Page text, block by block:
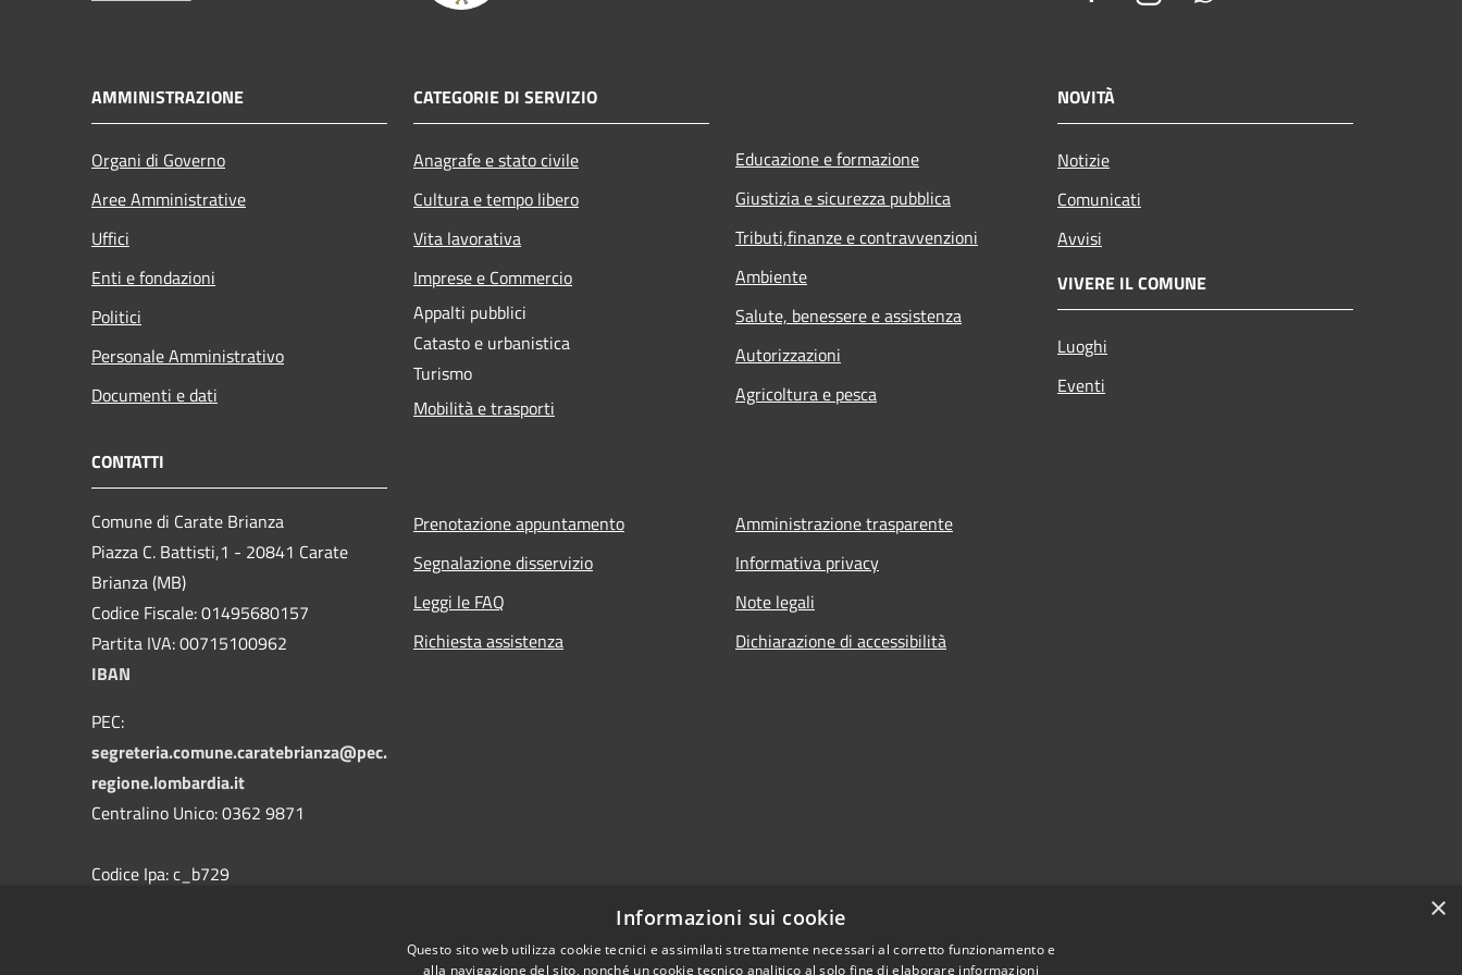
AMMINISTRAZIONE
Organi di Governo
Aree Amministrative
Uffici
Enti e fondazioni
Politici
Personale Amministrativo
Documenti e dati
CATEGORIE DI SERVIZIO
Anagrafe e stato civile
Cultura e tempo libero
Vita lavorativa
Imprese e Commercio
Appalti pubblici
Catasto e urbanistica
Turismo
Mobilità e trasporti
Educazione e formazione
Giustizia e sicurezza pubblica
Tributi,finanze e contravvenzioni
Ambiente
Salute, benessere e assistenza
Autorizzazioni
Agricoltura e pesca
NOVITÀ
Notizie
Comunicati
Avvisi
VIVERE IL COMUNE
Luoghi
Eventi
CONTATTI
Comune di Carate Brianza
Piazza C. Battisti,1 - 20841 Carate
Brianza (MB)
Codice Fiscale: 01495680157
Partita IVA: 00715100962
IBAN
PEC:
segreteria.comune.caratebrianza@pec.
regione.lombardia.it
Centralino Unico: 0362 9871
Codice Ipa: c_b729
Prenotazione appuntamento
Segnalazione disservizio
Leggi le FAQ
Richiesta assistenza
Amministrazione trasparente
Informativa privacy
Note legali
Dichiarazione di accessibilità
×
Informazioni sui cookie
Questo sito web utilizza cookie tecnici e assimilati strettamente necessari al corretto funzionamento e
alla navigazione del sito, nonché un cookie tecnico analitico al solo fine di elaborare informazioni